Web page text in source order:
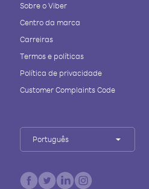
Sobre o Viber
Centro da marca
Carreiras
Termos e políticas
Política de privacidade
Customer Complaints Code
Português